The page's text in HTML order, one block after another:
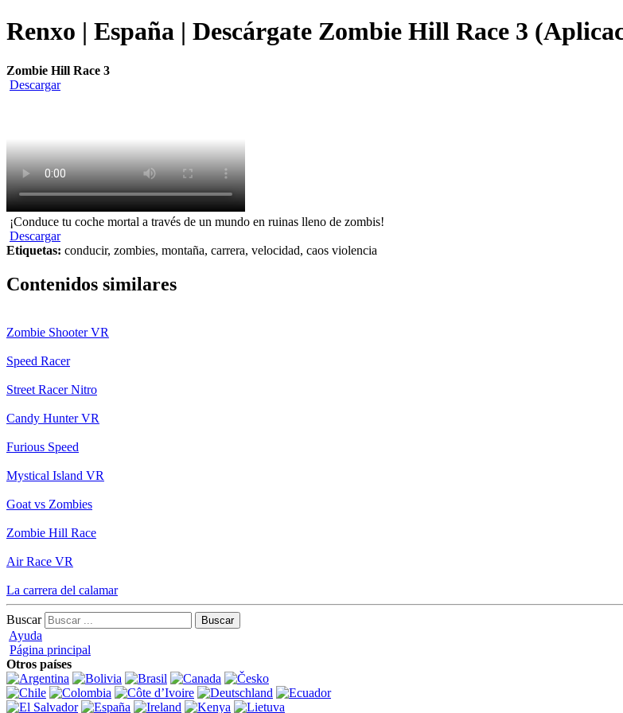
Renxo | España | Descárgate Zombie Hill Race 3
Zombie Hill Race 3
Descargar
¡Conduce tu coche mortal a través de un mundo en ruinas lleno de zombis!
Descargar
Etiquetas: conducir, zombies, montaña, carrera, velocidad, caos violencia
Contenidos similares
Zombie Shooter VR
Speed Racer
Street Racer Nitro
Candy Hunter VR
Furious Speed
Mystical Island VR
Goat vs Zombies
Zombie Hill Race
Air Race VR
La carrera del calamar
Buscar
Ayuda
Página principal
Otros países